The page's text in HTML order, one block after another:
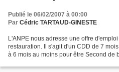
Publié le 06/02/2007 à 00:00
Par Cédric TARTAUD-GINESTE
L'ANPE nous adresse une offre
restauration. Il s'agit d'un CDD de 7
à 6 mois au moins pour être Second de